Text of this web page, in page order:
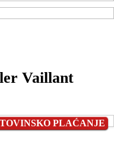
Vaillant
PLAĆANJE